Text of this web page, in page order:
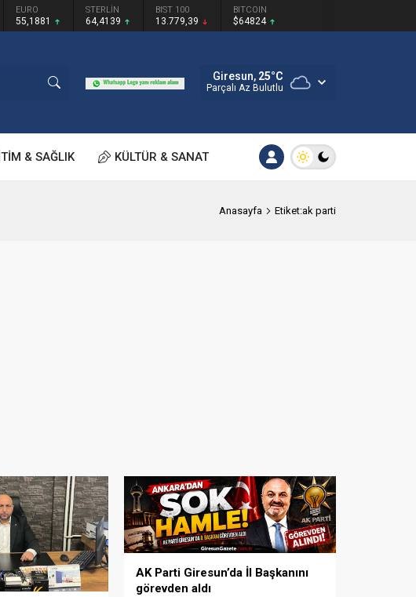
EURO
55,1881
STERLİN
64,4139
BIST 100
13.779,39
BITCOIN
$64824
Giresun, 25°C
Parçalı Az Bulutlu
& SAĞLIK KÜLTÜR & SANAT
Anasayfa Etiket:ak parti
AK Parti Giresun’da İl Başkanını
görevden aldı